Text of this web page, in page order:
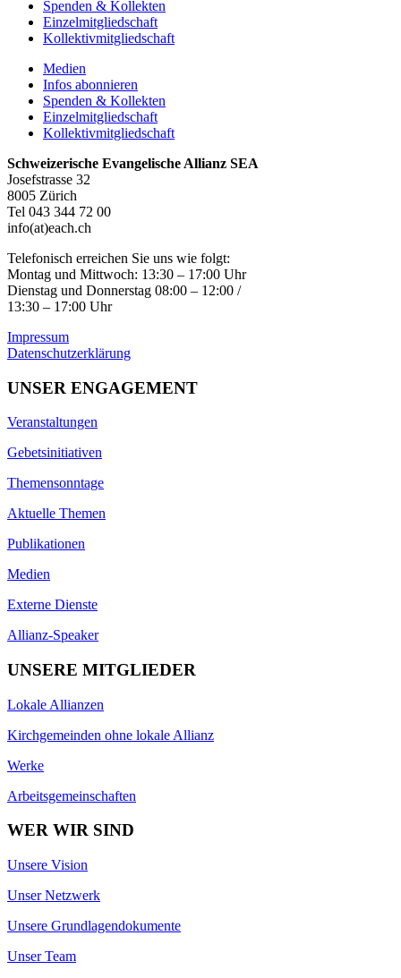
Spenden & Kollekten
Einzelmitgliedschaft
Kollektivmitgliedschaft
Medien
Infos abonnieren
Spenden & Kollekten
Einzelmitgliedschaft
Kollektivmitgliedschaft
Schweizerische Evangelische Allianz SEA
Josefstrasse 32
8005 Zürich
Tel 043 344 72 00
info(at)each.ch
Telefonisch erreichen Sie uns wie folgt:
Montag und Mittwoch: 13:30 – 17:00 Uhr
Dienstag und Donnerstag 08:00 – 12:00 /
13:30 – 17:00 Uhr
Impressum
Datenschutzerklärung
UNSER ENGAGEMENT
Veranstaltungen
Gebetsinitiativen
Themensonntage
Aktuelle Themen
Publikationen
Medien
Externe Dienste
Allianz-Speaker
UNSERE MITGLIEDER
Lokale Allianzen
Kirchgemeinden ohne lokale Allianz
Werke
Arbeitsgemeinschaften
WER WIR SIND
Unsere Vision
Unser Netzwerk
Unsere Grundlagendokumente
Unser Team